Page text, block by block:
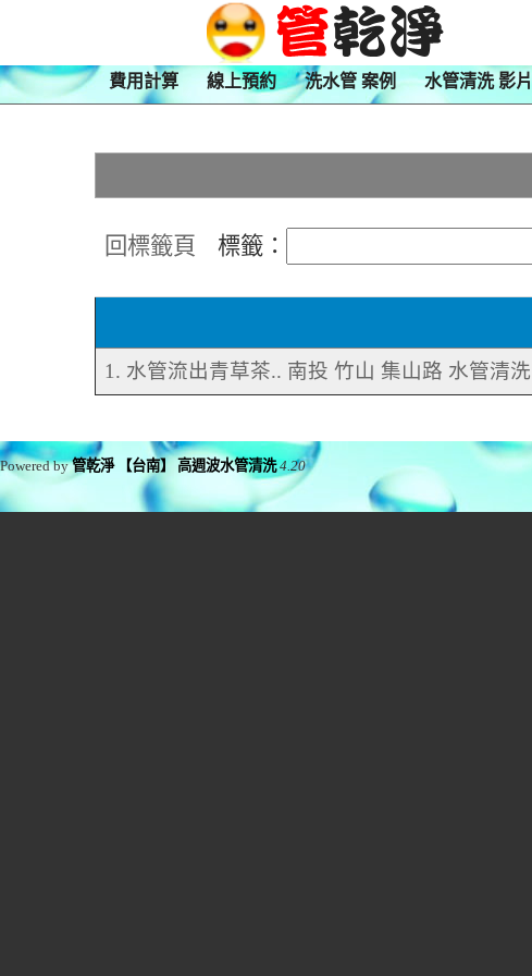
費用計算 線上預約 洗水管 案例 水管清洗 影片
回標籤頁 標籤：
1. 水管流出青草茶.. 南投 竹山 集山路 水管清洗
Powered by管乾淨 【台南】 高週波水管清洗 4.20